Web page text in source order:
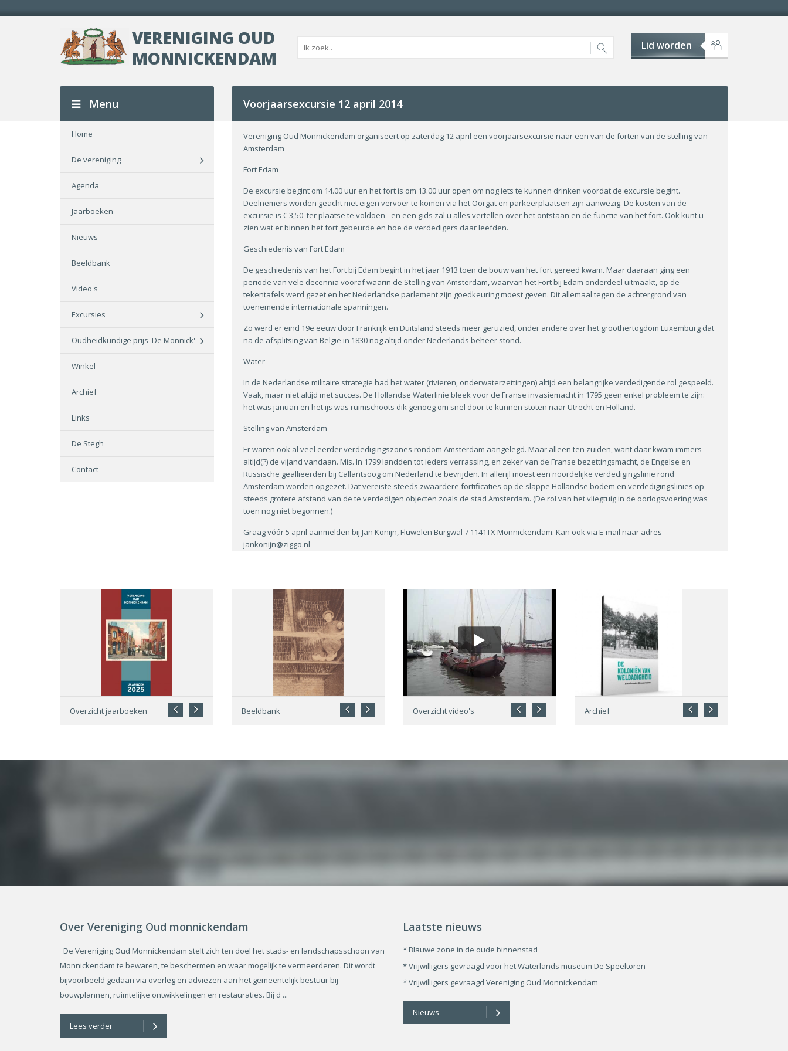
VERENIGING OUD
MONNICKENDAM
Lid worden
Menu
Home
De vereniging
Agenda
Jaarboeken
Nieuws
Beeldbank
Video's
Excursies
Oudheidkundige prijs 'De Monnick'
Winkel
Archief
Links
De Stegh
Contact
Voorjaarsexcursie 12 april 2014
Vereniging Oud Monnickendam organiseert op zaterdag 12 april een voorjaarsexcursie naar een van de forten van de stelling van
Amsterdam
Fort Edam
De excursie begint om 14.00 uur en het fort is om 13.00 uur open om nog iets te kunnen drinken voordat de excursie begint.
Deelnemers worden geacht met eigen vervoer te komen via het Oorgat en parkeerplaatsen zijn aanwezig. De kosten van de
excursie is € 3,50 ter plaatse te voldoen - en een gids zal u alles vertellen over het ontstaan en de functie van het fort. Ook kunt u
zien wat er binnen het fort gebeurde en hoe de verdedigers daar leefden.
Geschiedenis van Fort Edam
De geschiedenis van het Fort bij Edam begint in het jaar 1913 toen de bouw van het fort gereed kwam. Maar daaraan ging een
periode van vele decennia vooraf waarin de Stelling van Amsterdam, waarvan het Fort bij Edam onderdeel uitmaakt, op de
tekentafels werd gezet en het Nederlandse parlement zijn goedkeuring moest geven. Dit allemaal tegen de achtergrond van
toenemende internationale spanningen.
Zo werd er eind 19e eeuw door Frankrijk en Duitsland steeds meer geruzied, onder andere over het groothertogdom Luxemburg dat
na de afsplitsing van België in 1830 nog altijd onder Nederlands beheer stond.
Water
In de Nederlandse militaire strategie had het water (rivieren, onderwaterzettingen) altijd een belangrijke verdedigende rol gespeeld.
Vaak, maar niet altijd met succes. De Hollandse Waterlinie bleek voor de Franse invasiemacht in 1795 geen enkel probleem te zijn:
het was januari en het ijs was ruimschoots dik genoeg om snel door te kunnen stoten naar Utrecht en Holland.
Stelling van Amsterdam
Er waren ook al veel eerder verdedigingszones rondom Amsterdam aangelegd. Maar alleen ten zuiden, want daar kwam immers
altijd(?) de vijand vandaan. Mis. In 1799 landden tot ieders verrassing, en zeker van de Franse bezettingsmacht, de Engelse en
Russische geallieerden bij Callantsoog om Nederland te bevrijden. In allerijl moest een noordelijke verdedigingslinie rond
Amsterdam worden opgezet. Dat vereiste steeds zwaardere fortificaties op de slappe Hollandse bodem en verdedigingslinies op
steeds grotere afstand van de te verdedigen objecten zoals de stad Amsterdam. (De rol van het vliegtuig in de oorlogsvoering was
toen nog niet begonnen.)
Graag vóór 5 april aanmelden bij Jan Konijn, Fluwelen Burgwal 7 1141TX Monnickendam. Kan ook via E-mail naar adres
jankonijn@ziggo.nl
Overzicht jaarboeken Beeldbank Overzicht video's Archief
Over Vereniging Oud monnickendam
De Vereniging Oud Monnickendam stelt zich ten doel het stads- en landschapsschoon van
Monnickendam te bewaren, te beschermen en waar mogelijk te vermeerderen. Dit wordt
bijvoorbeeld gedaan via overleg en adviezen aan het gemeentelijk bestuur bij
bouwplannen, ruimtelijke ontwikkelingen en restauraties. Bij d ...
Lees verder
Laatste nieuws
* Blauwe zone in de oude binnenstad
* Vrijwilligers gevraagd voor het Waterlands museum De Speeltoren
* Vrijwilligers gevraagd Vereniging Oud Monnickendam
Nieuws